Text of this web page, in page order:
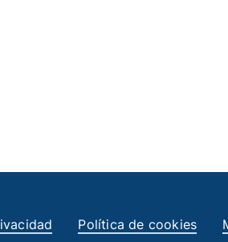
Política de cookies